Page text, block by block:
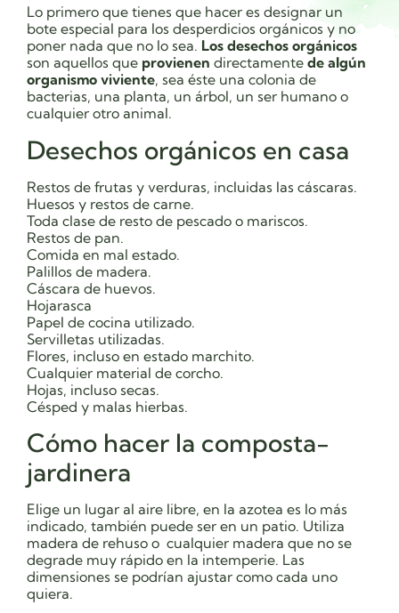
Lo primero que tienes que hacer es designar un
bote especial para los desperdicios orgánicos y no
poner nada que no lo sea. Los desechos orgánicos
son aquellos que provienen directamente de algún
organismo viviente, sea éste una colonia de
bacterias, una planta, un árbol, un ser humano o
cualquier otro animal.
Desechos orgánicos en casa
Restos de frutas y verduras, incluidas las cáscaras.
Huesos y restos de carne.
Toda clase de resto de pescado o mariscos.
Restos de pan.
Comida en mal estado.
Palillos de madera.
Cáscara de huevos.
Hojarasca
Papel de cocina utilizado.
Servilletas utilizadas.
Flores, incluso en estado marchito.
Cualquier material de corcho.
Hojas, incluso secas.
Césped y malas hierbas.
Cómo hacer la composta-
jardinera
Elige un lugar al aire libre, en la azotea es lo más
indicado, también puede ser en un patio. Utiliza
madera de rehuso o cualquier madera que no se
degrade muy rápido en la intemperie. Las
dimensiones se podrían ajustar como cada uno
quiera.